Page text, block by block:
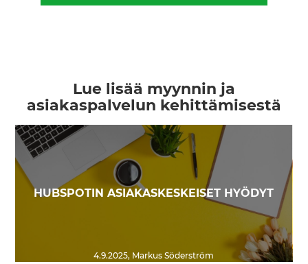
Lue lisää myynnin ja
asiakaspalvelun kehittämisestä
HUBSPOTIN ASIAKASKESKEISET HYÖDYT
4.9.2025, Markus Söderström